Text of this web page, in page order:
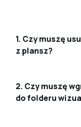
1. Czy muszę
z plansz?
2. Czy muszę
do folderu